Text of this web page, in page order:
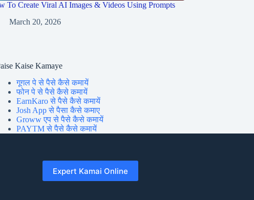
To Create Viral AI Images & Videos Using Prompts
March 20, 2026
Kaise Kamaye
गूगल पे से पैसे कैसे कमायें
फोन पे से पैसे कैसे कमायें
EarnKaro से पैसे कैसे कमायें
Josh App से पैसा कैसे कमाए
Groww एप से पैसे कैसे कमायें
PAYTM से पैसे कैसे कमायें
Expert Kamai Online